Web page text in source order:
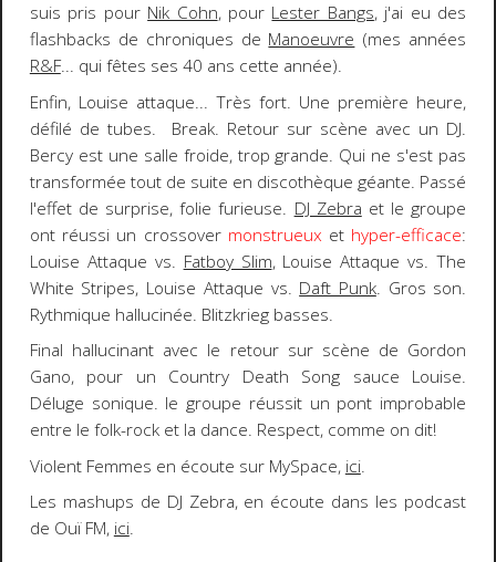
suis pris pour Nik Cohn, pour Lester Bangs, j'ai eu des
flashbacks de chroniques de Manoeuvre (mes années
R&F... qui fêtes ses 40 ans cette année).
Enfin, Louise attaque... Très fort. Une première heure,
défilé de tubes. Break. Retour sur scène avec un DJ.
Bercy est une salle froide, trop grande. Qui ne s'est pas
transformée tout de suite en discothèque géante. Passé
l'effet de surprise, folie furieuse. DJ Zebra et le groupe
ont réussi un crossover monstrueux et hyper-efficace:
Louise Attaque vs. Fatboy Slim, Louise Attaque vs.The
White Stripes, Louise Attaque vs. Daft Punk. Gros son.
Rythmique hallucinée. Blitzkrieg basses.
Final hallucinant avec le retour sur scène de Gordon
Gano, pour un Country Death Song sauce Louise.
Déluge sonique. le groupe réussit un pont improbable
entre le folk-rock et la dance. Respect, comme on dit!
Violent Femmes en écoute sur MySpace, ici.
Les mashups de DJ Zebra, en écoute dans les podcast
de Ouï FM, ici.